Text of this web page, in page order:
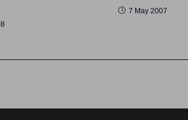
7 May 2007